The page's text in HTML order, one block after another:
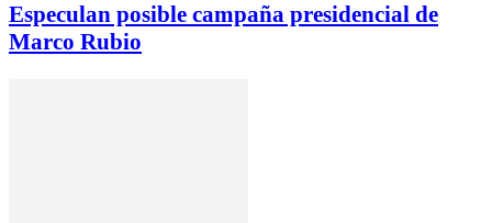
Especulan posible campaña presidencial de
Marco Rubio